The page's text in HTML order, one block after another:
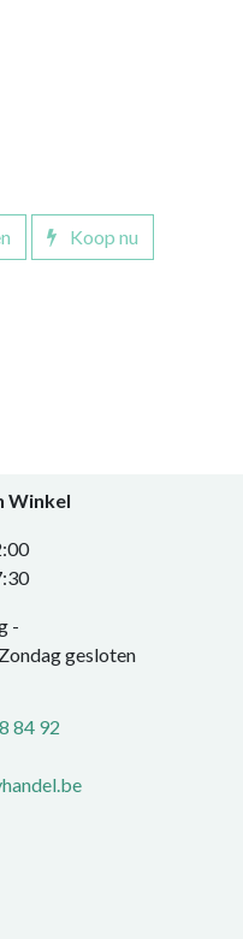
Koop nu
Winkel
-
gesloten
84 92